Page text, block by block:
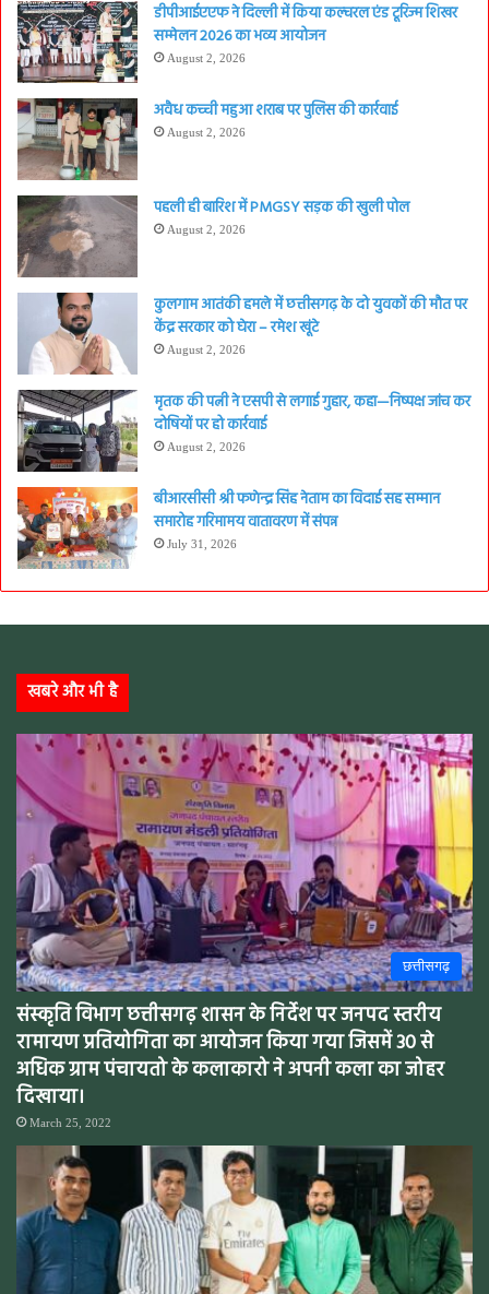
डीपीआईएएफ ने दिल्ली में किया कल्चरल एंड टूरिज्म शिखर
सम्मेलन 2026 का भव्य आयोजन
August 2, 2026
अवैध कच्ची महुआ शराब पर पुलिस की कार्रवाई
August 2, 2026
पहली ही बारिश में PMGSY सड़क की खुली पोल
August 2, 2026
कुलगाम आतंकी हमले में छत्तीसगढ़ के दो युवकों की मौत पर
केंद्र सरकार को घेरा – रमेश खूंटे
August 2, 2026
मृतक की पत्नी ने एसपी से लगाई गुहार, कहा—निष्पक्ष जांच कर
दोषियों पर हो कार्रवाई
August 2, 2026
बीआरसीसी श्री फणेन्द्र सिंह नेताम का विदाई सह सम्मान
समारोह गरिमामय वातावरण में संपन्न
July 31, 2026
खबरे और भी है
छत्तीसगढ़
संस्कृति विभाग छत्तीसगढ़ शासन के निर्देश पर जनपद स्तरीय
रामायण प्रतियोगिता का आयोजन किया गया जिसमें 30 से
अधिक ग्राम पंचायतो के कलाकारो ने अपनी कला का जोहर
दिखाया।
March 25, 2022